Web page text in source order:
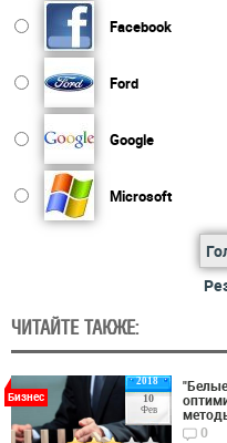
Facebook
Ford
Google
Microsoft
ЧИТАЙТЕ ТАКЖЕ:
2018
10
Фев
Бизнес
0